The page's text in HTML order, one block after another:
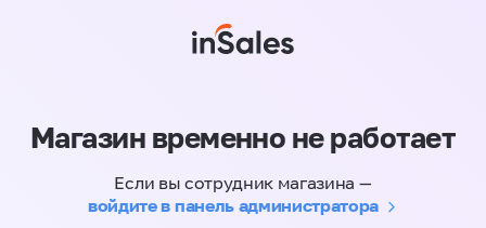
Магазин временно не работает
Если вы сотрудник магазина —
войдите в панель администратора